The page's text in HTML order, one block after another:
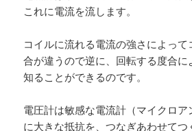
これに電流を流します。
コイルに流れる電流の強さによっ
合が違うので逆に、回転する度合に
知ることができるのです。
電圧計は敏感な電流計（マイクロ
に大きな抵抗を、つなぎあわせてつ